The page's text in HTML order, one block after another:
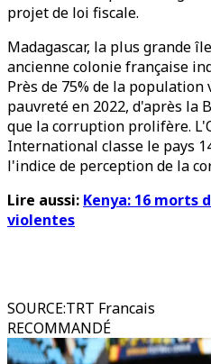
projet de loi fiscale.
Madagascar, la plus grande
ancienne colonie française
Près de 75% de la
pauvreté en 2022, d'après la
que la corruption prolifère.
International classe le pays
l'indice de perception de la
Lire aussi: Kenya: 16 morts
violentes
SOURCE:TRT Francais
RECOMMANDÉ